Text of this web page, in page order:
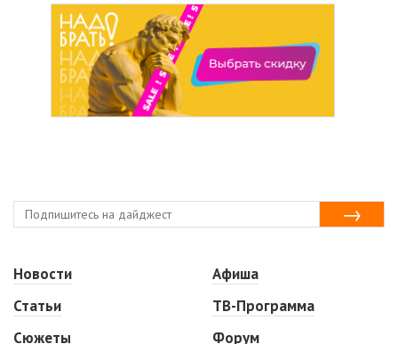
Новости
Статьи
Сюжеты
Афиша
ТВ-Программа
Форум